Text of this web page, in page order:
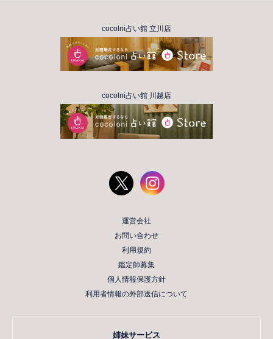
cocolni占い館 立川店
cocolni占い館 川越店
運営会社
お問い合わせ
利用規約
鑑定師募集
個人情報保護方針
利用者情報の外部送信について
姉妹サービス